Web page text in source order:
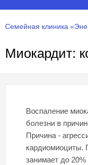
Семейная клиника
Миокардит:
Воспаление
болезни в
Причина -
кардиомиоциты.
занимает до